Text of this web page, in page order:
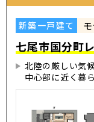
新築一戸建て
七尾市国分町
北陸の厳しい気
中心部に近く暮